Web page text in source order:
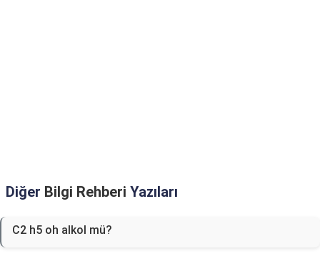
Diğer Bilgi Rehberi Yazıları
C2 h5 oh alkol mü?